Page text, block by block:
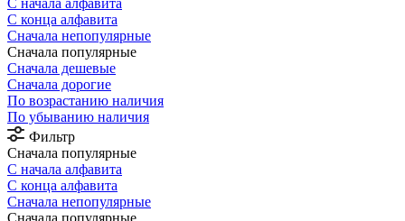
С конца алфавита
Сначала непопулярные
Сначала популярные
Сначала дешевые
Сначала дорогие
По возрастанию наличия
По убыванию наличия
Фильтр
Сначала популярные
С начала алфавита
С конца алфавита
Сначала непопулярные
Сначала популярные